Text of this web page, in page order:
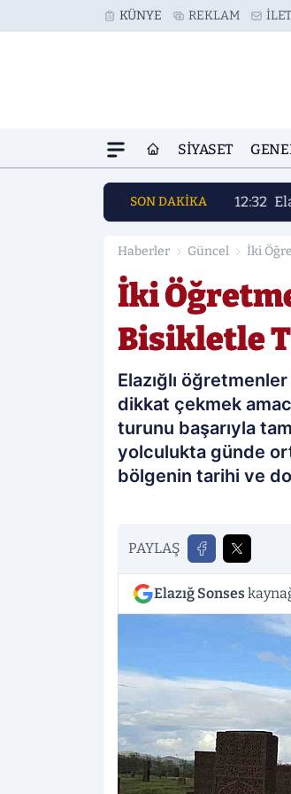
KÜNYE REKLAM
SIYASET
SON DAKİKA 12:32
Haberler Güncel İki
İki
Bisikletle
Elazığlı
dikkat çekmek
turunu başarıyla
yolculukta günde
bölgenin tarihi ve
PAYLAŞ
Elazığ Sonses